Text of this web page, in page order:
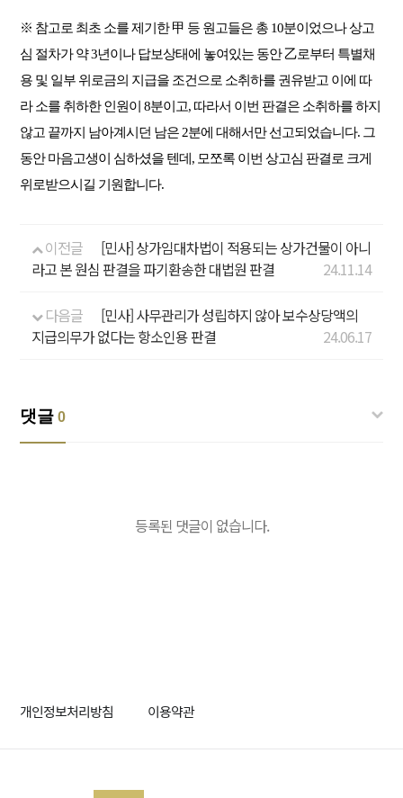
※ 참고로 최초 소를 제기한 甲 등 원고들은 총 10분이었으나 상고
심 절차가 약 3년이나 답보상태에 놓여있는 동안乙로부터 특별채
용 및 일부 위로금의 지급을 조건으로 소취하를 권유받고 이에 따
라 소를 취하한 인원이 8분이고, 따라서 이번 판결은 소취하를 하지
않고 끝까지 남아계시던 남은 2분에 대해서만 선고되었습니다. 그
동안 마음고생이 심하셨을 텐데, 모쪼록 이번 상고심 판결로 크게
위로받으시길 기원합니다.
이전글
[민사] 상가임대차법이 적용되는 상가건물이 아니
라고 본 원심 판결을 파기환송한 대법원 판결
24.11.14
다음글
[민사] 사무관리가 성립하지 않아 보수상당액의
지급의무가 없다는 항소인용 판결
24.06.17
댓글 0
등록된 댓글이 없습니다.
개인정보처리방침 이용약관